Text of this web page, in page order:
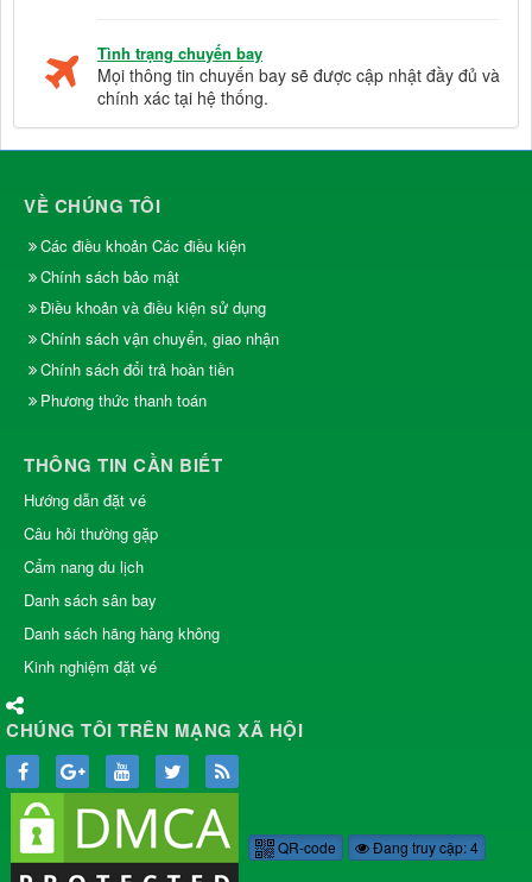
Tình trạng chuyến bay
Mọi thông tin chuyến bay sẽ được cập nhật đầy đủ và
chính xác tại hệ thống.
VỀ CHÚNG TÔI
Các điều khoản Các điều kiện
Chính sách bảo mật
Điều khoản và điều kiện sử dụng
Chính sách vận chuyển, giao nhận
Chính sách đổi trả hoàn tiền
Phương thức thanh toán
THÔNG TIN CẦN BIẾT
Hướng dẫn đặt vé
Câu hỏi thường gặp
Cẩm nang du lịch
Danh sách sân bay
Danh sách hãng hàng không
Kinh nghiệm đặt vé
CHÚNG TÔI TRÊN MẠNG XÃ HỘI
QR-code Đang truy cập: 4